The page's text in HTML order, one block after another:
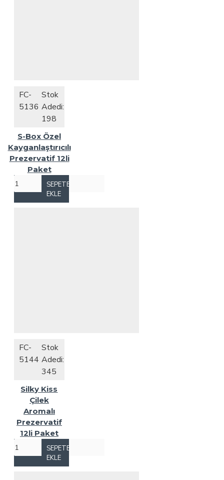
FC-
5136
Stok
Adedi:
198
S-Box Özel
Kayganlaştırıcılı
Prezervatif 12li
Paket
SEPETE
EKLE
FC-
5144
Stok
Adedi:
345
Silky Kiss
Çilek
Aromalı
Prezervatif
12li Paket
SEPETE
EKLE